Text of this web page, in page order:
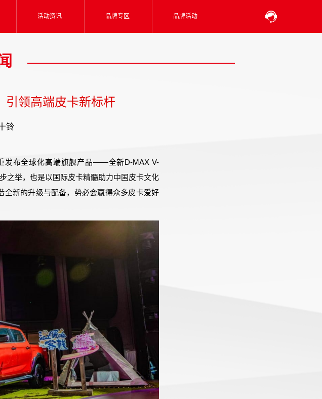
活动资讯 品牌专区 品牌活动
引领高端皮卡新标杆
铃
发布全球化高端旗舰产品——全新D-MAX V-
之举，也是以国际皮卡精髓助力中国皮卡文化
全新的升级与配备，势必会赢得众多皮卡爱好